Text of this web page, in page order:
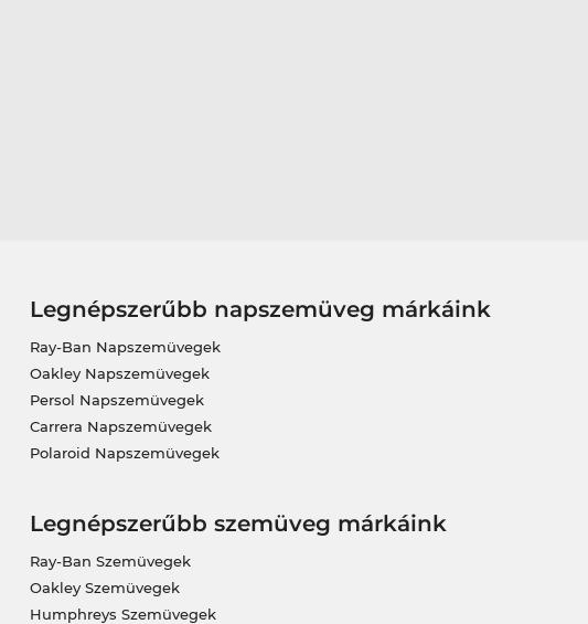
Legnépszerűbb napszemüveg márkáink
Ray-Ban Napszemüvegek
Oakley Napszemüvegek
Persol Napszemüvegek
Carrera Napszemüvegek
Polaroid Napszemüvegek
Legnépszerűbb szemüveg márkáink
Ray-Ban Szemüvegek
Oakley Szemüvegek
Humphreys Szemüvegek